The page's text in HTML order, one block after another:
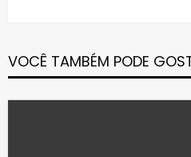
VOCÊ TAMBÉM PODE